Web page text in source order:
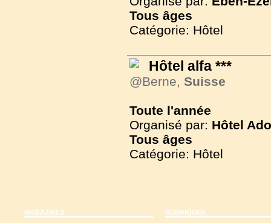
Tous âges
Catégorie: Hôtel
Hôtel alfa ***
@Berne, Suisse
Toute l'année
Organisé par: Hôtel
Tous âges
Catégorie: Hôtel
MAGAZINES RUBRIQUES